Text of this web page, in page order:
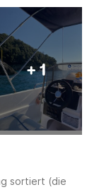
+ 1
sortiert (die